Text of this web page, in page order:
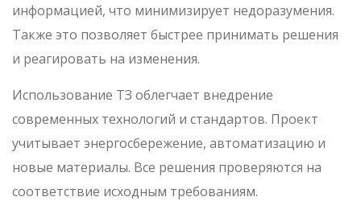
информацией, что минимизирует недоразумения.
Также это позволяет быстрее принимать решения
и реагировать на изменения.
Использование ТЗ облегчает внедрение
современных технологий и стандартов. Проект
учитывает энергосбережение, автоматизацию и
новые материалы. Все решения проверяются на
соответствие исходным требованиям.